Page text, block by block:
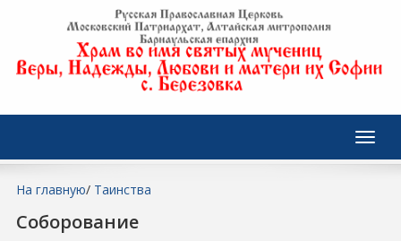
На главную/ Таинства
Соборование